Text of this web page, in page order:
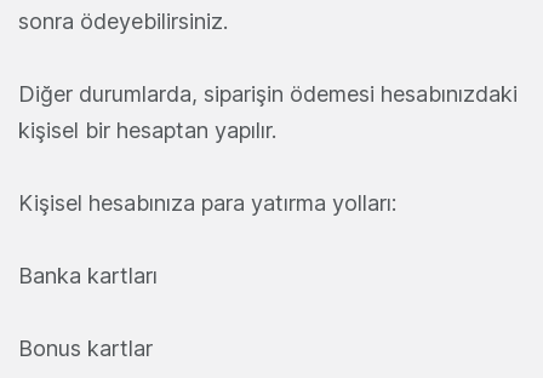
sonra ödeyebilirsiniz.
Diğer durumlarda, siparişin ödemesi hesabınızdaki
kişisel bir hesaptan yapılır.
Kişisel hesabınıza para yatırma yolları:
Banka kartları
Bonus kartlar